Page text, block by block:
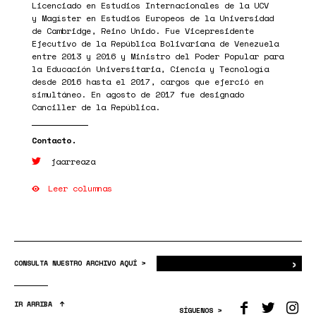
Licenciado en Estudios Internacionales de la UCV
y Magíster en Estudios Europeos de la Universidad
de Cambridge, Reino Unido. Fue Vicepresidente
Ejecutivo de la República Bolivariana de Venezuela
entre 2013 y 2016 y Ministro del Poder Popular para
la Educación Universitaria, Ciencia y Tecnología
desde 2016 hasta el 2017, cargos que ejerció en
simultáneo. En agosto de 2017 fue designado
Canciller de la República.
jaarreaza
Leer columnas
CONSULTA NUESTRO ARCHIVO AQUÍ > ›
IR ARRIBA
SÍGUENOS >